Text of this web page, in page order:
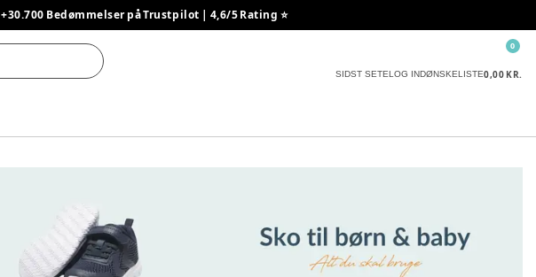
+30.700 Bedømmelser på Trustpilot | 4,6/5 Rating ⭐️
SIDST SETELOG INDØNSKELISTE0,00 KR.
0